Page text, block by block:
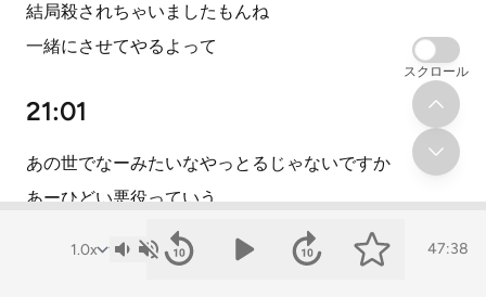
結局殺されちゃいましたもんね
一緒にさせてやるよって
21:01
あの世でなーみたいなやっとるじゃないですか
あーひどい悪役っていう
結構一番最初の方の
軍服をみんな着てるシーン
47:38
スクロール